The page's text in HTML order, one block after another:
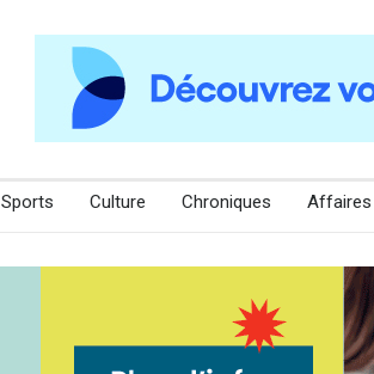
Sports Culture Chroniques Affaires